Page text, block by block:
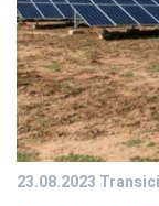
23.08.2023